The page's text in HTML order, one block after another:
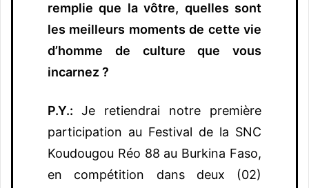
remplie que la vôtre, quelles sont
les meilleurs moments de cette vie
d’homme de culture que vous
incarnez ?
P.Y.: Je retiendrai notre première
participation au Festival de la SNC
Koudougou Réo 88 au Burkina Faso,
en compétition dans deux (02)